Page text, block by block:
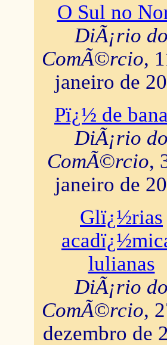
O Sul no
DiÃ¡rio do
ComÃ©rcio,
janeiro de
Pï¿½ de
DiÃ¡rio do
ComÃ©rcio,
janeiro de
Glï¿½rias
lulianas
DiÃ¡rio do
ComÃ©rcio,
dezembro de